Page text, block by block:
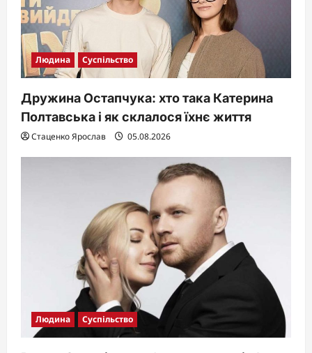
Людина Суспільство
Дружина Остапчука: хто така Катерина
Полтавська і як склалося їхнє життя
Стаценко Ярослав 05.08.2026
Людина Суспільство